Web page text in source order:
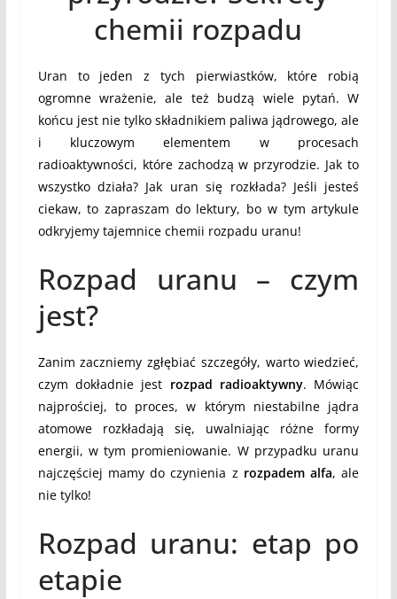
chemii rozpadu
Uran to jeden z tych pierwiastków, które robią
ogromne wrażenie, ale też budzą wiele pytań. W
końcu jest nie tylko składnikiem paliwa jądrowego, ale
i kluczowym elementem w procesach
radioaktywności, które zachodzą w przyrodzie. Jak to
wszystko działa? Jak uran się rozkłada? Jeśli jesteś
ciekaw, to zapraszam do lektury, bo w tym artykule
odkryjemy tajemnice chemii rozpadu uranu!
Rozpad uranu – czym
jest?
Zanim zaczniemy zgłębiać szczegóły, warto wiedzieć,
czym dokładnie jest rozpad radioaktywny. Mówiąc
najprościej, to proces, w którym niestabilne jądra
atomowe rozkładają się, uwalniając różne formy
energii, w tym promieniowanie. W przypadku uranu
najczęściej mamy do czynienia z rozpadem alfa, ale
nie tylko!
Rozpad uranu: etap po
etapie